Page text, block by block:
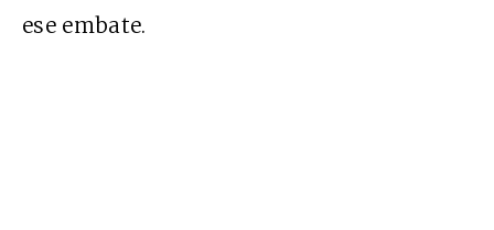
ese embate.